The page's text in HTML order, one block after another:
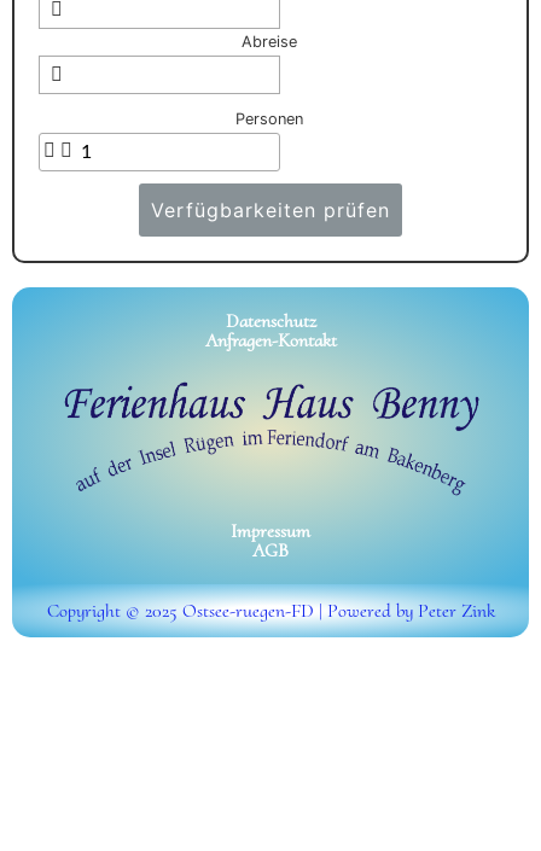
Abreise
Personen
Verfügbarkeiten prüfen
Datenschutz
Anfragen-Kontakt
Impressum
AGB
Copyright © 2025 Ostsee-ruegen-FD | Powered by Peter Zink